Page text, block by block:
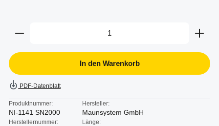
Produkt Anzahl: Gib den gewünschten Wert ein
In den Warenkorb
PDF-Datenblatt
Produktnummer:
NI-1141 SN2000
Hersteller:
Maunsystem GmbH
Herstellernummer: Länge: